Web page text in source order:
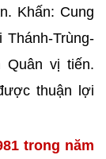
Khấn: Cung
Trùng-
Quân vị tiến.
thuận lợi
trong năm